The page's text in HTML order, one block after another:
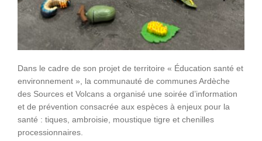
Dans le cadre de son projet de territoire « Éducation santé et
environnement », la communauté de communes Ardèche
des Sources et Volcans a organisé une soirée d’information
et de prévention consacrée aux espèces à enjeux pour la
santé : tiques, ambroisie, moustique tigre et chenilles
processionnaires.